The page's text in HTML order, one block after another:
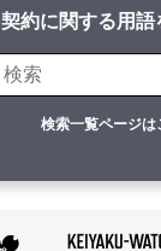
契約に関する用語
検索一覧ページは